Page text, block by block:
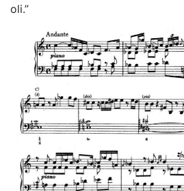
oli.”